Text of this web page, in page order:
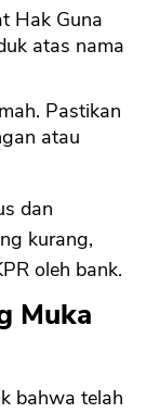
Hak Guna
atas nama
Pastikan
atau
dan
kurang,
oleh bank.
Muka
bahwa telah